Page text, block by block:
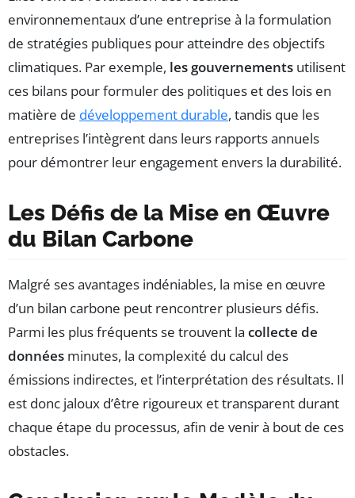
environnementaux d’une entreprise à la formulation
de stratégies publiques pour atteindre des objectifs
climatiques. Par exemple, les gouvernements utilisent
ces bilans pour formuler des politiques et des lois en
matière de développement durable, tandis que les
entreprises l’intègrent dans leurs rapports annuels
pour démontrer leur engagement envers la durabilité.
Les Défis de la Mise en Œuvre
du Bilan Carbone
Malgré ses avantages indéniables, la mise en œuvre
d’un bilan carbone peut rencontrer plusieurs défis.
Parmi les plus fréquents se trouvent la collecte de
données minutes, la complexité du calcul des
émissions indirectes, et l’interprétation des résultats. Il
est donc jaloux d’être rigoureux et transparent durant
chaque étape du processus, afin de venir à bout de ces
obstacles.